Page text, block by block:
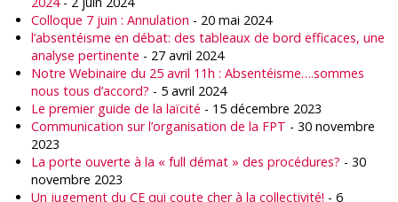
Colloque 7 juin : Annulation - 20 mai 2024
l’absentéisme en débat: des tableaux de bord efficaces, une
analyse pertinente - 27 avril 2024
Notre Webinaire du 25 avril 11h : Absentéisme….sommes
nous tous d’accord? - 5 avril 2024
Le premier guide de la laïcité - 15 décembre 2023
Communication sur l’organisation de la FPT - 30 novembre
2023
La porte ouverte à la « full démat » des procédures? - 30
novembre 2023
Un jugement du CE qui coute cher à la collectivité! - 6